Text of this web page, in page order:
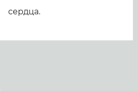
сердца.